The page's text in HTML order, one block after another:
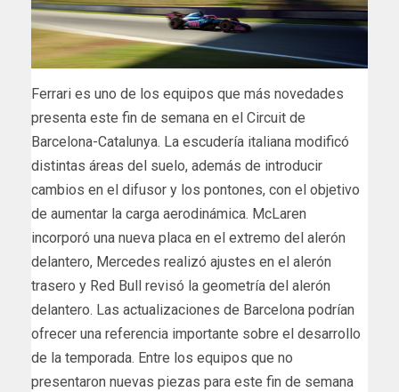
Ferrari es uno de los equipos que más novedades
presenta este fin de semana en el Circuit de
Barcelona-Catalunya. La escudería italiana modificó
distintas áreas del suelo, además de introducir
cambios en el difusor y los pontones, con el objetivo
de aumentar la carga aerodinámica. McLaren
incorporó una nueva placa en el extremo del alerón
delantero, Mercedes realizó ajustes en el alerón
trasero y Red Bull revisó la geometría del alerón
delantero. Las actualizaciones de Barcelona podrían
ofrecer una referencia importante sobre el desarrollo
de la temporada. Entre los equipos que no
presentaron nuevas piezas para este fin de semana